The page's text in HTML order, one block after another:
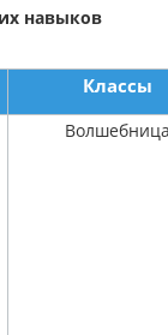
навыков
Классы